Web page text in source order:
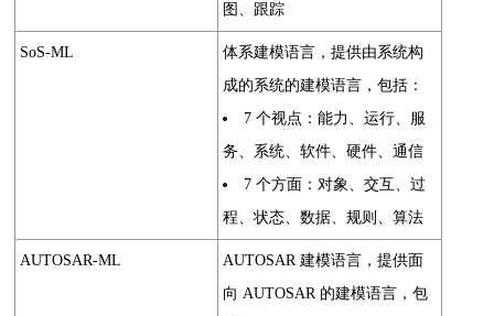
图、跟踪
SoS-ML
体系建模语言，提供由系统构
成的系统的建模语言，包括：
7 个视点：能力、运行、服
务、系统、软件、硬件、通信
7 个方面：对象、交互、过
程、状态、数据、规则、算法
AUTOSAR-ML
AUTOSAR 建模语言，提供面
向 AUTOSAR 的建模语言，包